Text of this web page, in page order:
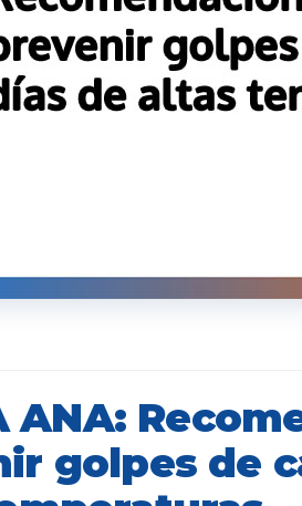
ANA:
golpes de